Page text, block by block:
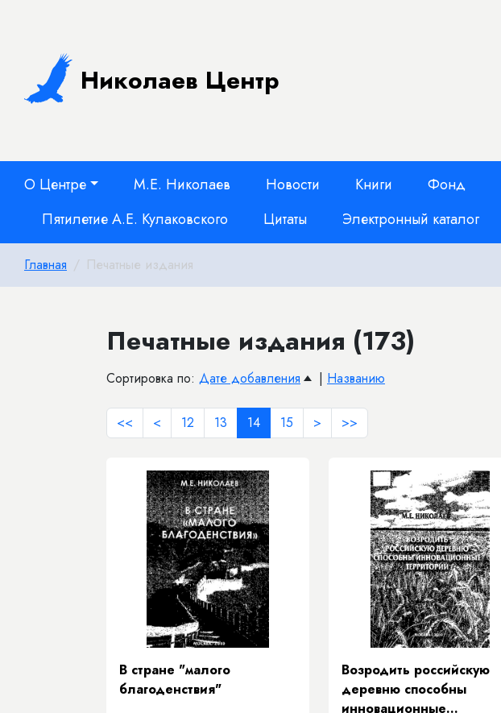
Николаев Центр
О Центре М.Е. Николаев Новости Книги Фонд
Пятилетие А.Е. Кулаковского
Цитаты Электронный каталог
Главная Печатные издания
Печатные издания (173)
Сортировка по: Дате добавления | Названию
<< < 12 13 14 15 > >>
В стране "малого
благоденствия"
Возродить российскую
деревню способны
инновационные